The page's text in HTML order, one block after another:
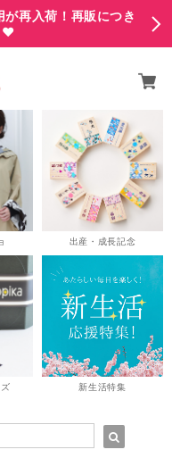
再入荷！再販につき
♥
出産・成長記念
新生活特集